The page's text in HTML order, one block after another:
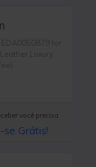
EDA0050879 for
Luxury
você precisa
Grátis!